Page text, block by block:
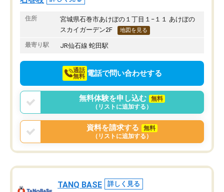
住所
宮城県石巻市あけぼの１丁目１−１１ あけぼの
スカイガーデン2F
地図を見る
最寄り駅 JR仙石線 蛇田駅
通話
無料 電話で問い合わせする
無料体験を申し込む
無料
（リストに追加する）
資料を請求する
無料
（リストに追加する）
TANQ BASE 詳しく見る